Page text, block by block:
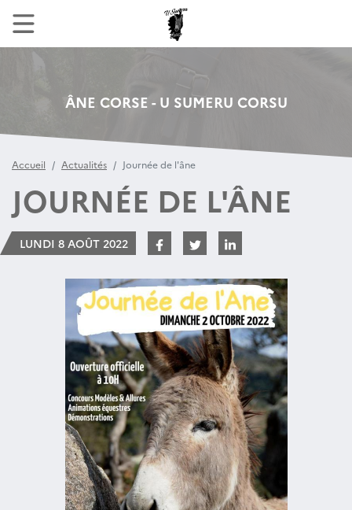
ÂNE CORSE - U SUMERU CORSU
Accueil Actualités Journée de l'âne
JOURNÉE DE L'ÂNE
LUNDI 8 AOÛT 2022